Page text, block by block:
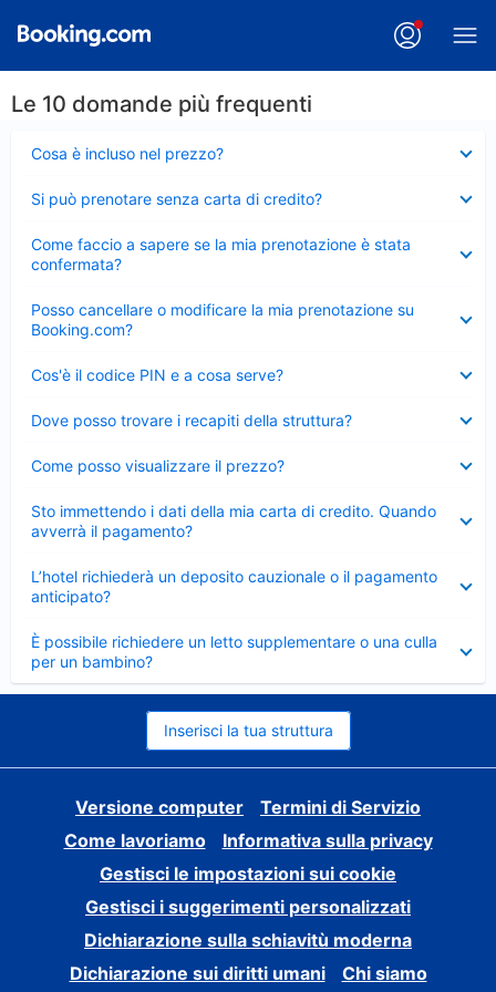
Le 10 domande più frequenti
Cosa è incluso nel prezzo?
chiuso
Si può prenotare senza carta di credito?
chiuso
Come faccio a sapere se la mia prenotazione è stata
confermata?
chiuso
Posso cancellare o modificare la mia prenotazione su
Booking.com?
chiuso
Cos'è il codice PIN e a cosa serve?
chiuso
Dove posso trovare i recapiti della struttura?
chiuso
Come posso visualizzare il prezzo?
chiuso
Sto immettendo i dati della mia carta di credito. Quando
avverrà il pagamento?
chiuso
L’hotel richiederà un deposito cauzionale o il pagamento
anticipato?
chiuso
È possibile richiedere un letto supplementare o una culla
per un bambino?
Elemento
chiuso
Inserisci la tua struttura
Versione computer
Termini di Servizio
Come lavoriamo
Informativa sulla privacy
Gestisci le impostazioni sui cookie
Gestisci i suggerimenti personalizzati
Dichiarazione sulla schiavitù moderna
Dichiarazione sui diritti umani
Chi siamo